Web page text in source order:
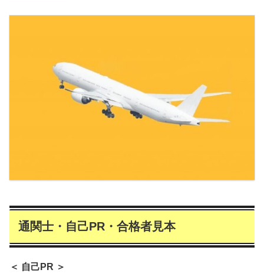
通関士・自己PR・合格者見本
＜ 自己PR ＞